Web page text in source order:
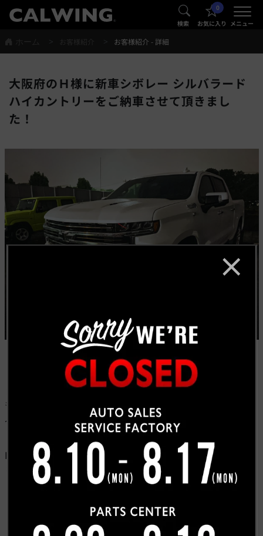
® 検索
0
お気に入り メニュー
®
お客様紹介 - 詳細
大阪府のＨ様に新車シボレー シルバラード
ハイカントリーをご納車させて頂きまし
た！
ＨＰを見て頂きシルバラードを気に入って頂き、遠方に
も関わらず即決有難う御座いました！
入庫までお待ちいただきましたが無事ご納車出来て何よ
H様、この度は弊社をご用命いただき誠に有難うござい
ました。今後とも宜しくお願い致します。